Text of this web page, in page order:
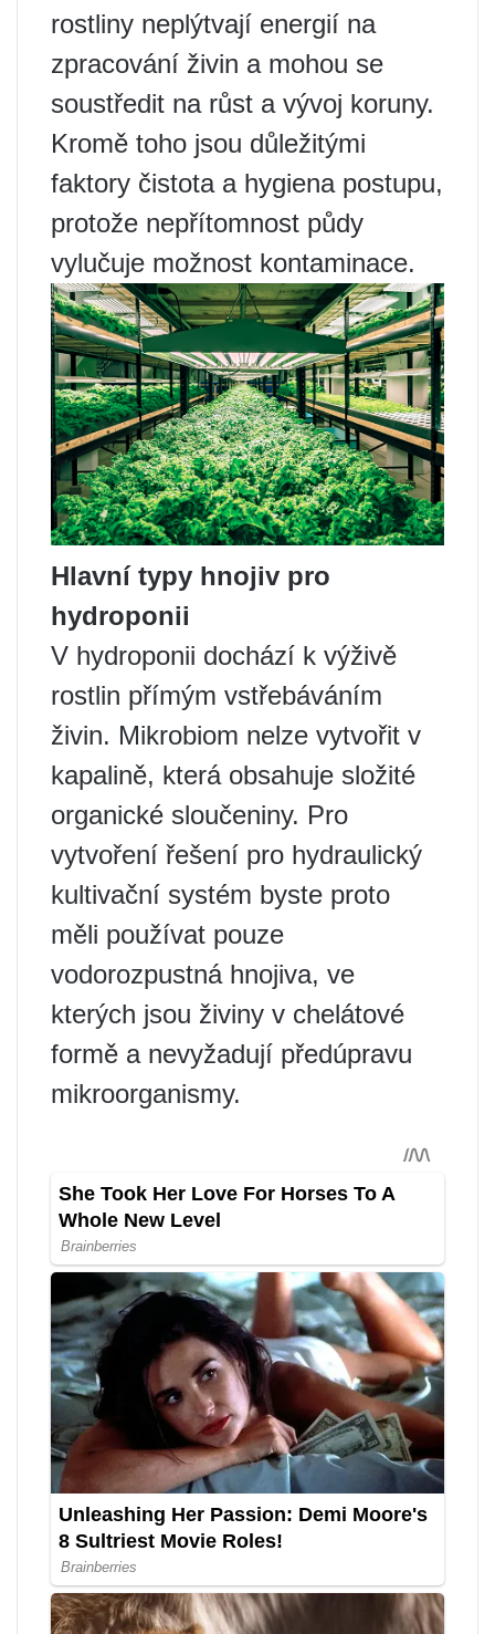
rostliny neplýtvají energií na
zpracování živin a mohou se
soustředit na růst a vývoj koruny.
Kromě toho jsou důležitými
faktory čistota a hygiena postupu,
protože nepřítomnost půdy
vylučuje možnost kontaminace.
Hlavní typy hnojiv pro
hydroponii
V hydroponii dochází k výživě
rostlin přímým vstřebáváním
živin. Mikrobiom nelze vytvořit v
kapalině, která obsahuje složité
organické sloučeniny. Pro
vytvoření řešení pro hydraulický
kultivační systém byste proto
měli používat pouze
vodorozpustná hnojiva, ve
kterých jsou živiny v chelátové
formě a nevyžadují předúpravu
mikroorganismy.